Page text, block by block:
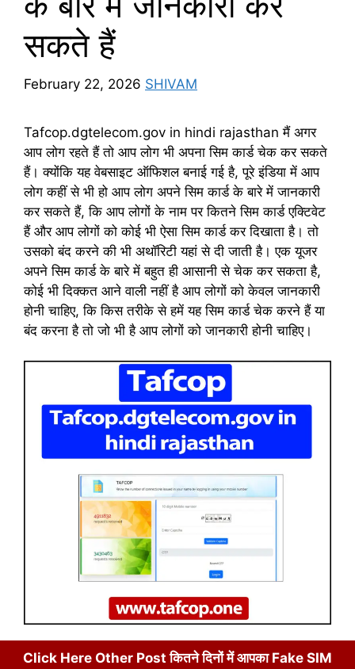
सकते हैं
February 22, 2026 SHIVAM
Tafcop.dgtelecom.gov in hindi rajasthan मैं अगर
आप लोग रहते हैं तो आप लोग भी अपना सिम कार्ड चेक कर सकते
हैं। क्योंकि यह वेबसाइट ऑफिशल बनाई गई है, पूरे इंडिया में आप
लोग कहीं से भी हो आप लोग अपने सिम कार्ड के बारे में जानकारी
कर सकते हैं, कि आप लोगों के नाम पर कितने सिम कार्ड एक्टिवेट
हैं और आप लोगों को कोई भी ऐसा सिम कार्ड कर दिखाता है। तो
उसको बंद करने की भी अथॉरिटी यहां से दी जाती है। एक यूजर
अपने सिम कार्ड के बारे में बहुत ही आसानी से चेक कर सकता है,
कोई भी दिक्कत आने वाली नहीं है आप लोगों को केवल जानकारी
होनी चाहिए, कि किस तरीके से हमें यह सिम कार्ड चेक करने हैं या
बंद करना है तो जो भी है आप लोगों को जानकारी होनी चाहिए।
Click Here Other Post कितने दिनों में आपका Fake SIM